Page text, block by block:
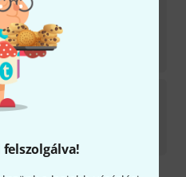
Alto GP
7 Gold HM B-Stock